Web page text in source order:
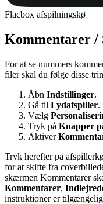
Flacbox afspilningskø
Kommentarer /
For at se nummers
filer skal du følge disse
Åbn Indstillinger.
Gå til Lydafspiller.
Vælg
Tryk på Knapper
Aktiver
Tryk herefter på
for at skifte fra
skærmen Kommentarer
Kommentarer,
instruktioner er